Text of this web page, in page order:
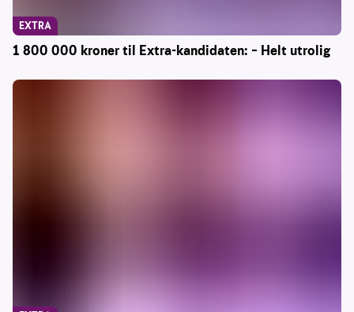
1 800 000 kroner til Extra-kandidaten: – Helt utrolig
EXTRA